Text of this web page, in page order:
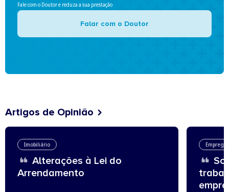
Fale com o Doutor e reduza a sua prestação
Falar com o Doutor
Artigos de Opinião
Imobiliário
Alterações à Lei do
Arrendamento
Emprego